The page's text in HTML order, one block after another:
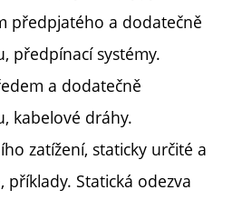
předpjatého a dodatečně
předpínací systémy.
a dodatečně
kabelové dráhy.
zatížení, staticky určité a
příklady. Statická odezva